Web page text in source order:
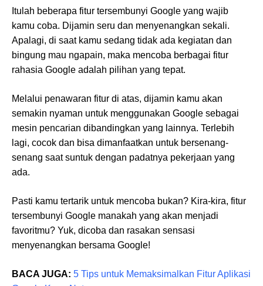
Itulah beberapa fitur tersembunyi Google yang wajib
kamu coba. Dijamin seru dan menyenangkan sekali.
Apalagi, di saat kamu sedang tidak ada kegiatan dan
bingung mau ngapain, maka mencoba berbagai fitur
rahasia Google adalah pilihan yang tepat.
Melalui penawaran fitur di atas, dijamin kamu akan
semakin nyaman untuk menggunakan Google sebagai
mesin pencarian dibandingkan yang lainnya. Terlebih
lagi, cocok dan bisa dimanfaatkan untuk bersenang-
senang saat suntuk dengan padatnya pekerjaan yang
ada.
Pasti kamu tertarik untuk mencoba bukan? Kira-kira, fitur
tersembunyi Google manakah yang akan menjadi
favoritmu? Yuk, dicoba dan rasakan sensasi
menyenangkan bersama Google!
BACA JUGA: 5 Tips untuk Memaksimalkan Fitur Aplikasi